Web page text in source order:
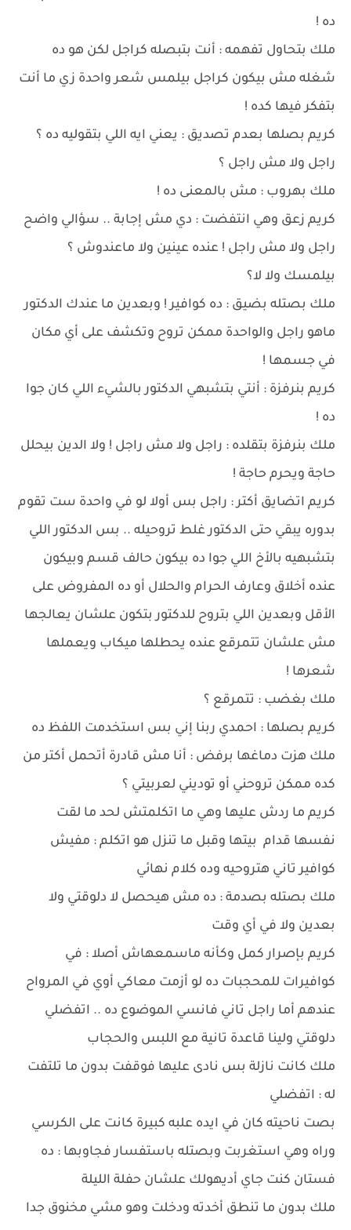
ده !
ملك بتحاول تفهمه : أنت بتبصله كراجل لكن هو ده
شغله مش بيكون كراجل بيلمس شعر واحدة زي ما أنت
بتفكر فيها كده !
كريم بصلها بعدم تصديق : يعني ايه اللي بتقوليه ده ؟
راجل ولا مش راجل ؟
ملك بهروب : مش بالمعنى ده !
كريم زعق وهي انتفضت : دي مش إجابة .. سؤالي واضح
راجل ولا مش راجل ! عنده عينين ولا ماعندوش ؟
بيلمسك ولا لا؟
ملك بصتله بضيق : ده كوافير ! وبعدين ما عندك الدكتور
ماهو راجل والواحدة ممكن تروح وتكشف على أي مكان
في جسمها !
كريم بنرفزة : أنتي بتشبهي الدكتور بالشيء اللي كان جوا
ده !
ملك بنرفزة بتقلده : راجل ولا مش راجل ! ولا الدين بيحلل
حاجة ويحرم حاجة !
كريم اتضايق أكتر : راجل بس أولا لو في واحدة ست تقوم
بدوره يبقي حتى الدكتور غلط تروحيله .. بس الدكتور اللي
بتشبهيه بالأخ اللي جوا ده بيكون حالف قسم وبيكون
عنده أخلاق وعارف الحرام والحلال أو ده المفروض على
الأقل وبعدين اللي بتروح للدكتور بتكون علشان يعالجها
مش علشان تتمرقع عنده يحطلها ميكاب ويعملها
شعرها !
ملك بغضب : تتمرقع ؟
كريم بصلها : احمدي ربنا إني بس استخدمت اللفظ ده
ملك هزت دماغها برفض : أنا مش قادرة أتحمل أكتر من
كده ممكن تروحني أو توديني لعربيتي ؟
كريم ما ردش عليها وهي ما اتكلمتش لحد ما لقت
نفسها قدام بيتها وقبل ما تنزل هو اتكلم : مفيش
كوافير تاني هتروحيه وده كلام نهائي
ملك بصتله بصدمة : ده مش هيحصل لا دلوقتي ولا
بعدين ولا في أي وقت
كريم بإصرار كمل وكأنه ماسمعهاش أصلا : في
كوافيرات للمحجبات ده لو أزمت معاكي أوي في المرواح
عندهم أما راجل تاني فانسي الموضوع ده .. اتفضلي
دلوقتي ولينا قاعدة تانية مع اللبس والحجاب
ملك كانت نازلة بس نادى عليها فوقفت بدون ما تلتفت
له : اتفضلي
بصت ناحيته كان في ايده علبه كبيرة كانت على الكرسي
وراه وهي استغربت وبصتله باستفسار فجاوبها : ده
فستان كنت جاي أديهولك علشان حفلة الليلة
ملك بدون ما تنطق أخدته ودخلت وهو مشي مخنوق جدا